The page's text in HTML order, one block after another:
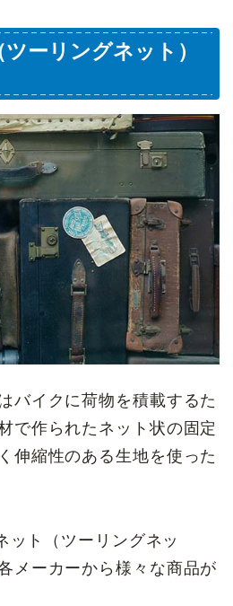
ーリングネット）
バイクに荷物を積載するた
で作られたネット状の固定
伸縮性のある生地を使った
ット（ツーリングネッ
メーカーから様々な商品が